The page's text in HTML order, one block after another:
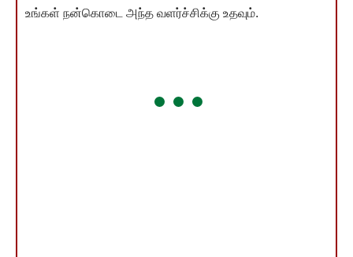
உங்கள் நன்கொடை அந்த வளர்ச்சிக்கு உதவும்.